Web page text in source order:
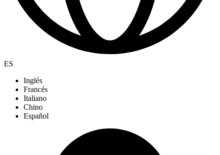
ES
Inglés
Francés
Italiano
Chino
Español